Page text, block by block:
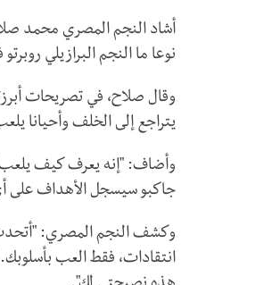
أشاد النجم المصري محمد
نوعا ما النجم البرازيلي
وقال صلاح، في تصريحات
يتراجع إلى الخلف وأحيانا يلعب في مركز 8
وأضاف: "إنه يعرف كيف يلعب
جاكبو سيسجل الأهداف على
وكشف النجم المصري: "أتحدث
انتقادات، فقط العب